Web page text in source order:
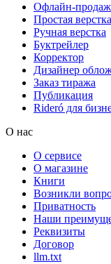
Офлайн-
Простая верстка
Ручная верстка
Буктрейлер
Корректор
Дизайнер
Заказ тиража
Публикация
Rideró для
О нас
О сервисе
О магазине
Книги
Возникли
Приватность
Наши
Реквизиты
Договор
llm.txt